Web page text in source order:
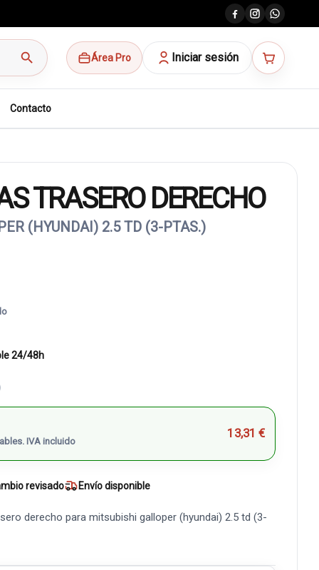
search Área Pro Iniciar sesión
Contacto
TRASERO DERECHO
(HYUNDAI) 2.5 TD (3-PTAS.)
24/48h
IVA incluido
13,31 €
revisado Envío disponible
derecho para mitsubishi galloper (hyundai) 2.5 td (3-